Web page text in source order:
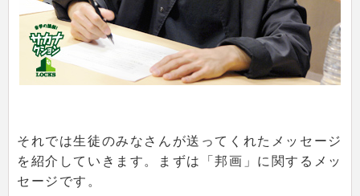
それでは生徒のみなさんが送ってくれたメッセージ
を紹介していきます。まずは「邦画」に関するメッ
セージです。